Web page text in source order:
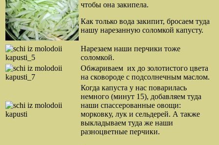
чтобы она закипела.
Как только вода закипит, бросаем туда
нашу нарезанную соломкой капусту.
Нарезаем наши перчики тоже
соломкой.
Обжариваем их до золотистого цвета
на сковороде с подсолнечным маслом.
Когда капуста у нас поварилась
немного (минут 15), добавляем туда
наши спассерованные овощи:
морковку, лук и сельдерей. А также
выкладываем туда же наши
разноцветные перчики.